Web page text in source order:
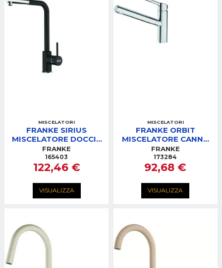
MISCELATORI
FRANKE SIRIUS
MISCELATORE DOCCIA
CROMO NERO
FRANKE
165403
122,46 €
VISUALIZZA
MISCELATORI
FRANKE ORBIT
MISCELATORE CANNA
GIREVOLE BASSA
CROMATO
FRANKE
173284
92,68 €
VISUALIZZA